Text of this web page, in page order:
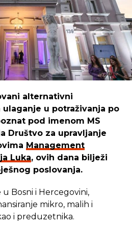
alternativni
u potraživanja po
pod imenom MS
Društvo za upravljanje
Management
Luka, ovih dana bilježi
poslovanja.
Bosni i Hercegovini,
mikro, malih i
i preduzetnika.